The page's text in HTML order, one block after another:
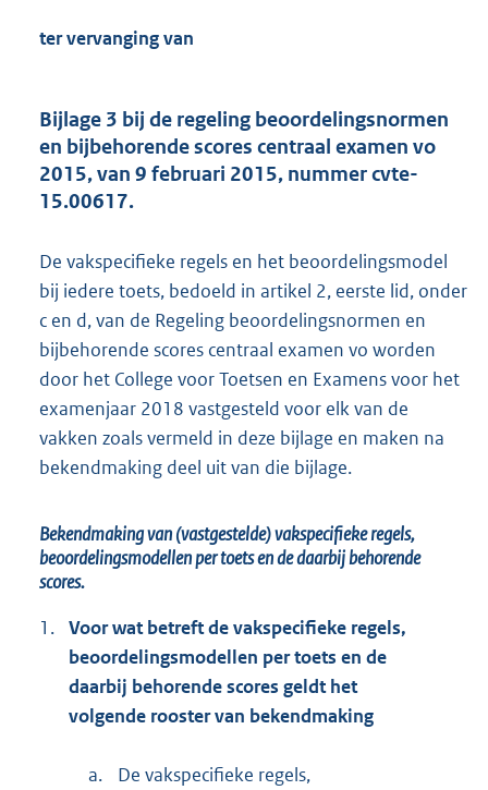
ter vervanging van
Bijlage 3 bij de regeling beoordelingsnormen
en bijbehorende scores centraal examen vo
2015, van 9 februari 2015, nummer cvte-
15.00617.
De vakspecifieke regels en het beoordelingsmodel
bij iedere toets, bedoeld in artikel 2, eerste lid, onder
c en d, van de Regeling beoordelingsnormen en
bijbehorende scores centraal examen vo worden
door het College voor Toetsen en Examens voor het
examenjaar 2018 vastgesteld voor elk van de
vakken zoals vermeld in deze bijlage en maken na
bekendmaking deel uit van die bijlage.
Bekendmaking van (vastgestelde) vakspecifieke regels,
beoordelingsmodellen per toets en de daarbij behorende
scores.
1. Voor wat betreft de vakspecifieke regels,
beoordelingsmodellen per toets en de
daarbij behorende scores geldt het
volgende rooster van bekendmaking
a.
De vakspecifieke regels,